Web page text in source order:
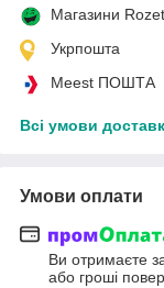
Магазини
Укрпошта
Meest ПОШТА
Всі умови
Умови оплати
Ви отримаєте
або гроші